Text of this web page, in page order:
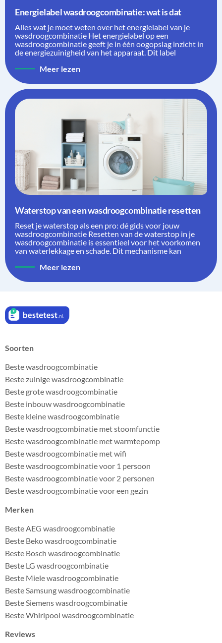
Energielabel wasdroogcombinatie: wat is dat
Alles wat je moet weten over het energielabel van je
wasdroogcombinatie Het energielabel op een
wasdroogcombinatie geeft je in één oogopslag inzicht in
de energiezuinigheid van het apparaat. Dit label
Meer lezen
Waterstop van een wasdroogcombinatie resetten
Reset je waterstop als een pro: dé gids voor jouw
wasdroogcombinatie Resetten van de waterstop in je
wasdroogcombinatie is essentieel voor het voorkomen
van waterlekkage en schade. Dit mechanisme kan
Meer lezen
Soorten
Beste wasdroogcombinatie
Beste zuinige wasdroogcombinatie
Beste grote wasdroogcombinatie
Beste inbouw wasdroogcombinatie
Beste kleine wasdroogcombinatie
Beste wasdroogcombinatie met stoomfunctie
Beste wasdroogcombinatie met warmtepomp
Beste wasdroogcombinatie met wifi
Beste wasdroogcombinatie voor 1 persoon
Beste wasdroogcombinatie voor 2 personen
Beste wasdroogcombinatie voor een gezin
Merken
Beste AEG wasdroogcombinatie
Beste Beko wasdroogcombinatie
Beste Bosch wasdroogcombinatie
Beste LG wasdroogcombinatie
Beste Miele wasdroogcombinatie
Beste Samsung wasdroogcombinatie
Beste Siemens wasdroogcombinatie
Beste Whirlpool wasdroogcombinatie
Reviews